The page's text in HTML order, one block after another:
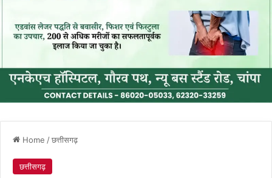
Home /छत्तीसगढ़
छत्तीसगढ़